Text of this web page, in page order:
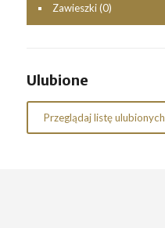
Zawieszki (0)
Ulubione
Przeglądaj listę ulubionych